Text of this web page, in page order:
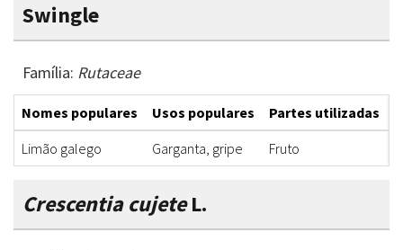
Swingle
Família: Rutaceae
Nomes populares Usos populares Partes utilizadas
Limão galego
Garganta, gripe Fruto
Crescentia cujeteL.